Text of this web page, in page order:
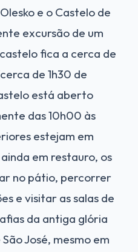
e o Castelo de
excursão de um
fica a cerca de
de 1h30 de
está aberto
das 10h00 às
estejam em
em restauro, os
no pátio, percorrer
e visitar as salas de
da antiga glória
José, mesmo em